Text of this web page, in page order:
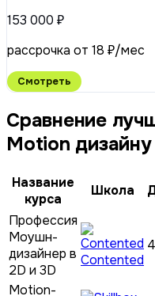
153 000 ₽
рассрочка от 18 ₽/мес
Смотреть
Сравнение лучших курсов по
Motion
Название
курса
Школа
Профессия
Моушн-
дизайнер в
2D и 3D
Contented
Motion-